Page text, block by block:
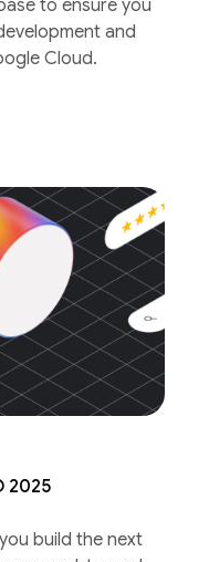
to ensure you
and
Cloud.
2025
build the next